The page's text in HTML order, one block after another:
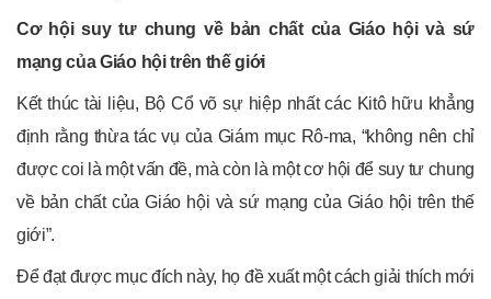
Cơ hội suy tư chung về bản chất của Giáo hội và sứ
mạng của Giáo hội trên thế giới
Kết thúc tài liệu, Bộ Cổ võ sự hiệp nhất các Kitô hữu khẳng
định rằng thừa tác vụ của Giám mục Rô-ma, “không nên chỉ
được coi là một vấn đề, mà còn là một cơ hội để suy tư chung
về bản chất của Giáo hội và sứ mạng của Giáo hội trên thế
giới”.
Để đạt được mục đích này, họ đề xuất một cách giải thích mới